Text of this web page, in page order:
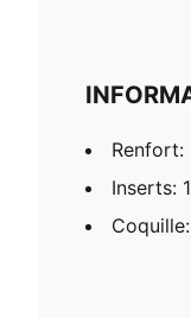
Renfort:
Inserts: